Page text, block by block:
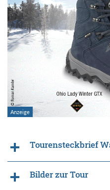
Tourensteckbrief
Bilder zur Tour